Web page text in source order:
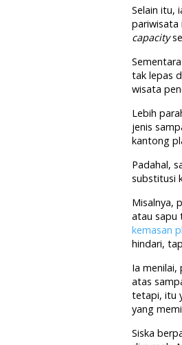
Selain itu,
pariwisata
capacity
tak lepas
wisata
Lebih
jenis
kantong
Padahal,
substitusi
Misalnya,
atau sapu
kemasan
hindari,
Ia
atas
tetapi, itu
yang
Siska